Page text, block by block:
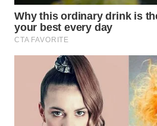
WN
TANGERANG
WN
WN
CIREBON